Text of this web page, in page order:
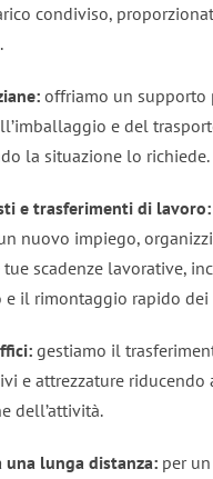
condiviso,
offriamo un
e del
la situazione lo richiede.
e trasferimenti di lavoro:
nuovo impiego,
scadenze lavorative,
e il rimontaggio rapido
gestiamo il
e attrezzature riducendo
dell’attività.
una lunga distanza: per